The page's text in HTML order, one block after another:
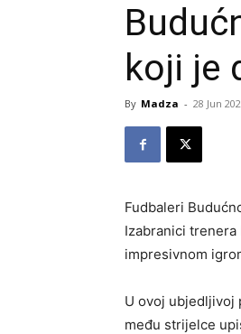
koji je
By Madza - 28 Jun
Fudbaleri
Izabranici
impresivnom
U ovoj ubjedljivoj
među strijelce